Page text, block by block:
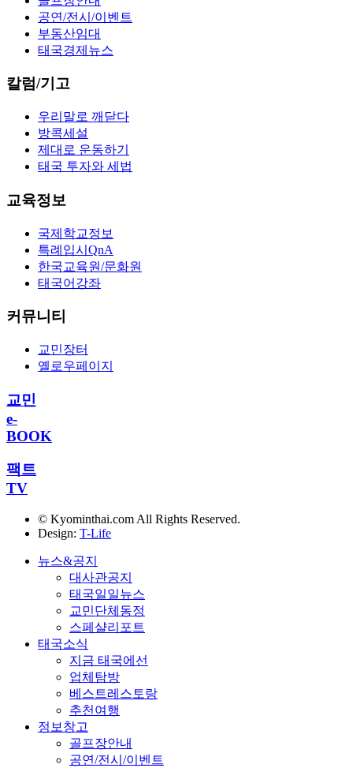
공연/전시/이벤트
부동산임대
태국경제뉴스
칼럼/기고
우리말로 깨닫다
방콕세설
제대로 운동하기
태국 투자와 세법
교육정보
국제학교정보
특례입시QnA
한국교육원/문화원
태국어강좌
커뮤니티
교민장터
옐로우페이지
교민
e-
BOOK
팩트
TV
© Kyominthai.com All Rights Reserved.
Design: T-Life
뉴스&공지
대사관공지
태국일일뉴스
교민단체동정
스페샬리포트
태국소식
지금 태국에선
업체탐방
베스트레스토랑
추천여행
정보창고
골프장안내
공연/전시/이벤트